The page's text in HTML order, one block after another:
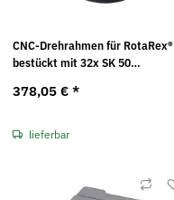
CNC-Drehrahmen für RotaRex®
bestückt mit 32x SK 50
(BxTxH): 99 x 103 x 17
378,05 € *
lieferbar